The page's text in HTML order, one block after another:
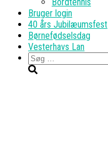
Bruger login
40 års Jubilæumsfest
Børnefødselsdag
Vesterhavs Lan
Søg
efter: